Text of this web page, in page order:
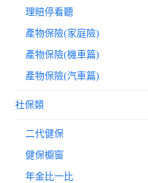
理賠停看聽
產物保險(家庭險)
產物保險(機車篇)
產物保險(汽車篇)
社保類
二代健保
健保櫥窗
年金比一比